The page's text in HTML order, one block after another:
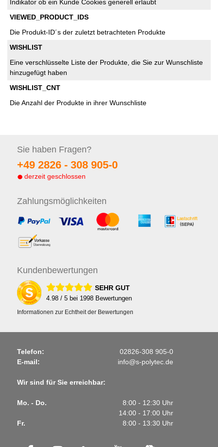
Indikator ob ein Kunde Cookies generell erlaubt
VIEWED_PRODUCT_IDS
Die Produkt-ID´s der zuletzt betrachteten Produkte
WISHLIST
Eine verschlüsselte Liste der Produkte, die Sie zur Wunschliste
hinzugefügt haben
WISHLIST_CNT
Die Anzahl der Produkte in ihrer Wunschliste
Sie haben Fragen?
+49 2826 - 308 905-0
derzeit geschlossen
Zahlungsmöglichkeiten
Kundenbewertungen
SEHR GUT
4.98 / 5 bei 1998 Bewertungen
Informationen zur Echtheit der Bewertungen
Telefon:
02826-308 905-0
E-mail:
info@s-polytec.de
Wir sind für Sie erreichbar:
Mo. - Do.
8:00 - 12:30 Uhr
14:00 - 17:00 Uhr
Fr.
8:00 - 13:30 Uhr